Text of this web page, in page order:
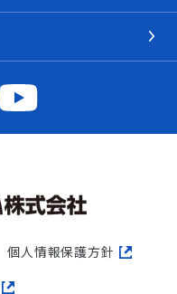
個人情報保護方針